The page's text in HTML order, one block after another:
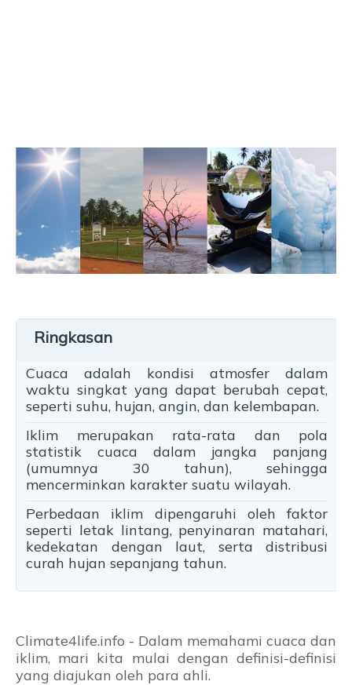
Cuaca adalah kondisi atmosfer dalam
waktu singkat yang dapat berubah cepat,
seperti suhu, hujan, angin, dan kelembapan.
Iklim merupakan rata-rata dan pola
statistik cuaca dalam jangka panjang
(umumnya 30 tahun), sehingga
mencerminkan karakter suatu wilayah.
Perbedaan iklim dipengaruhi oleh faktor
seperti letak lintang, penyinaran matahari,
kedekatan dengan laut, serta distribusi
curah hujan sepanjang tahun.
Climate4life.info - Dalam memahami cuaca dan
iklim, mari kita mulai dengan definisi-definisi
yang diajukan oleh para ahli.